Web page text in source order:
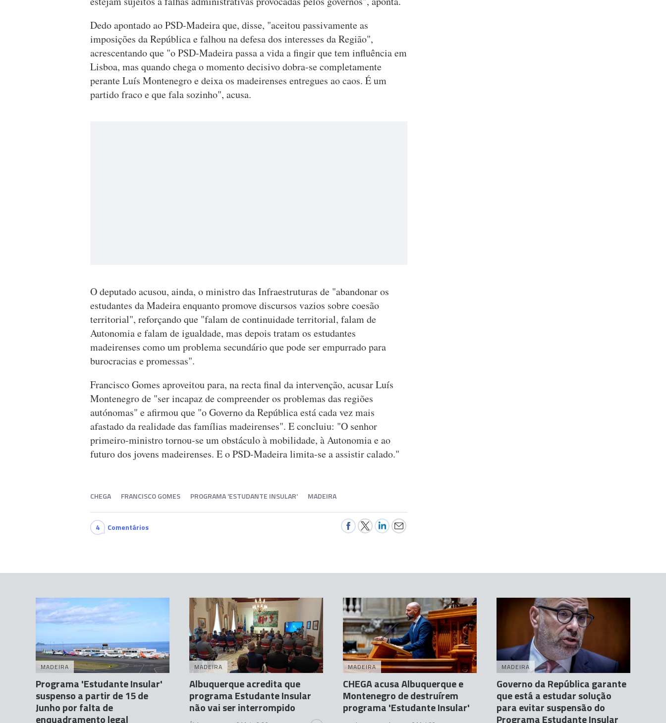
Dedo apontado ao PSD-Madeira que, disse, "aceitou passivamente as
imposições da República e falhou na defesa dos interesses da Região",
acrescentando que "o PSD-Madeira passa a vida a fingir que tem influência em
Lisboa, mas quando chega o momento decisivo dobra-se completamente
perante Luís Montenegro e deixa os madeirenses entregues ao caos. É um
partido fraco e que fala sozinho", acusa.
O deputado acusou, ainda, o ministro das Infraestruturas de "abandonar os
estudantes da Madeira enquanto promove discursos vazios sobre coesão
territorial", reforçando que "falam de continuidade territorial, falam de
Autonomia e falam de igualdade, mas depois tratam os estudantes
madeirenses como um problema secundário que pode ser empurrado para
burocracias e promessas".
Francisco Gomes aproveitou para, na recta final da intervenção, acusar Luís
Montenegro de "ser incapaz de compreender os problemas das regiões
autónomas" e afirmou que "o Governo da República está cada vez mais
afastado da realidade das famílias madeirenses". E concluiu: "O senhor
primeiro-ministro tornou-se um obstáculo à mobilidade, à Autonomia e ao
futuro dos jovens madeirenses. E o PSD-Madeira limita-se a assistir calado."
CHEGA FRANCISCO GOMES PROGRAMA 'ESTUDANTE INSULAR' MADEIRA
4 Comentários
MADEIRA
Programa 'Estudante Insular'
suspenso a partir de 15 de
Junho por falta de
enquadramento legal
MADEIRA
Albuquerque acredita que
programa Estudante Insular
não vai ser interrompido
MADEIRA
CHEGA acusa Albuquerque e
Montenegro de destruírem
programa 'Estudante Insular'
MADEIRA
Governo da República garante
que está a estudar solução
para evitar suspensão do
Programa Estudante Insular